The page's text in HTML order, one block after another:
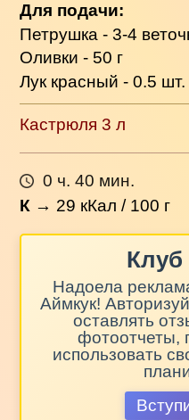
Для подачи:
Петрушка - 3-4
Оливки - 50 г
Лук красный - 0.5 шт.
Кастрюля 3 л
0 ч. 40 мин.
К → 29 кКал / 100 г
Клуб
Надоела
Аймкук!
оставлять
фотоотчеты,
использовать